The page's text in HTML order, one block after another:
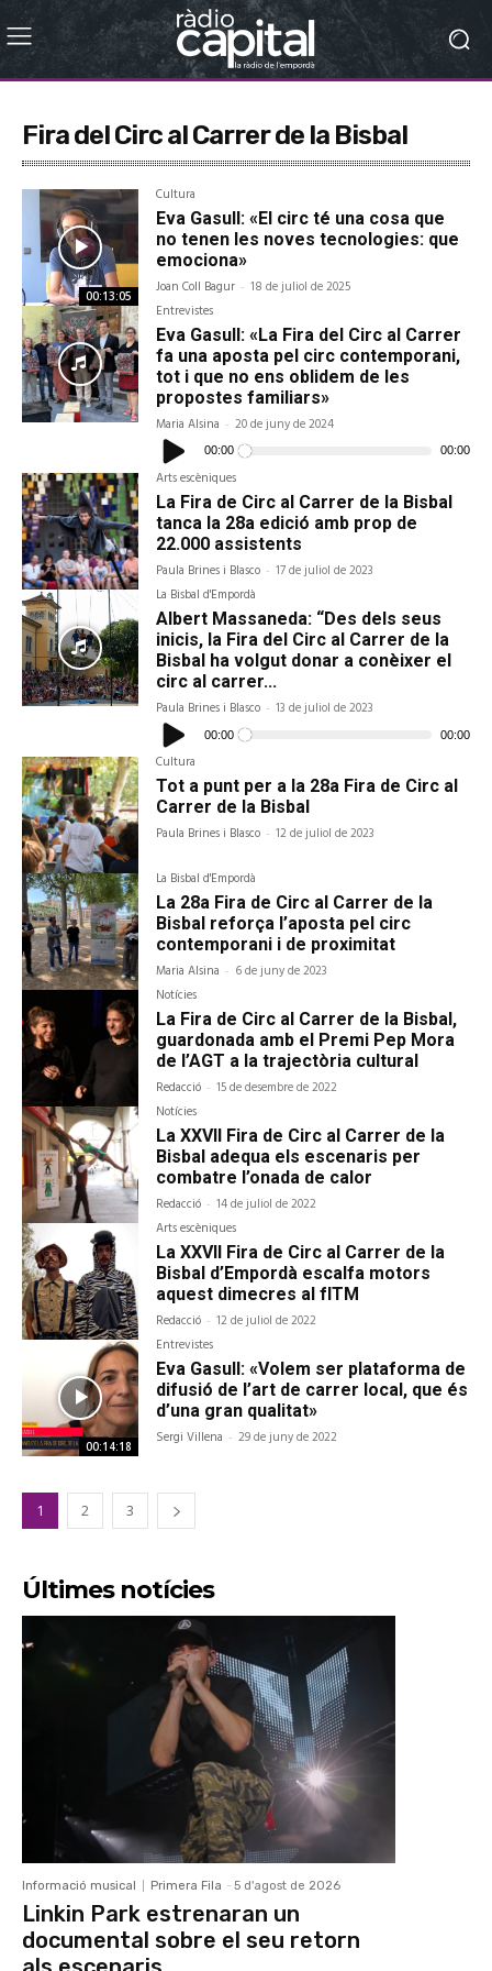
Fira del Circ al Carrer de la Bisbal
00:13:05
Cultura
Eva Gasull: «El circ té una cosa que
no tenen les noves tecnologies: que
emociona»
Joan Coll Bagur - 18 de juliol de 2025
Entrevistes
Eva Gasull: «La Fira del Circ al Carrer
fa una aposta pel circ contemporani,
tot i que no ens oblidem de les
propostes familiars»
Maria Alsina - 20 de juny de 2024
Reproductor
d'àudio00:00 00:00
Arts escèniques
La Fira de Circ al Carrer de la Bisbal
tanca la 28a edició amb prop de
22.000 assistents
Paula Brines i Blasco - 17 de juliol de 2023
La Bisbal d'Empordà
Albert Massaneda: “Des dels seus
inicis, la Fira del Circ al Carrer de la
Bisbal ha volgut donar a conèixer el
circ al carrer...
Paula Brines i Blasco - 13 de juliol de 2023
Reproductor
d'àudio00:00 00:00
Cultura
Tot a punt per a la 28a Fira de Circ al
Carrer de la Bisbal
Paula Brines i Blasco - 12 de juliol de 2023
La Bisbal d'Empordà
La 28a Fira de Circ al Carrer de la
Bisbal reforça l’aposta pel circ
contemporani i de proximitat
Maria Alsina - 6 de juny de 2023
Notícies
La Fira de Circ al Carrer de la Bisbal,
guardonada amb el Premi Pep Mora
de l’AGT a la trajectòria cultural
Redacció - 15 de desembre de 2022
Notícies
La XXVII Fira de Circ al Carrer de la
Bisbal adequa els escenaris per
combatre l’onada de calor
Redacció - 14 de juliol de 2022
Arts escèniques
La XXVII Fira de Circ al Carrer de la
Bisbal d’Empordà escalfa motors
aquest dimecres al fITM
Redacció - 12 de juliol de 2022
00:14:18
Entrevistes
Eva Gasull: «Volem ser plataforma de
difusió de l’art de carrer local, que és
d’una gran qualitat»
Sergi Villena - 29 de juny de 2022
1 2 3
Últimes notícies
Informació musical Primera Fila - 5 d'agost de 2026
Linkin Park estrenaran un
documental sobre el seu retorn